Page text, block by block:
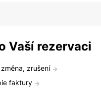
Vaší rezervaci
zrušení
faktury